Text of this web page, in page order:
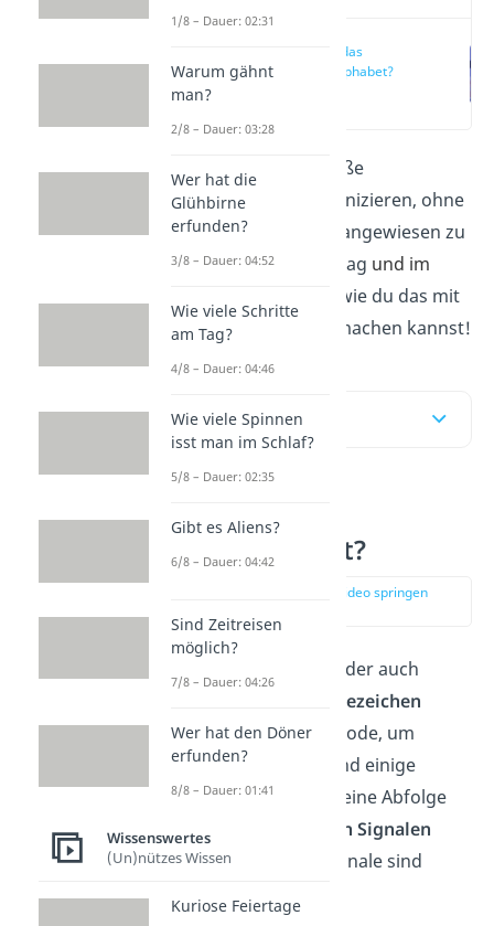
Was ist das
Morsealphabet?
Möchtest du über große
Entfernungen kommunizieren, ohne
auf moderne Technik angewiesen zu
sein? In unserem Beitrag und im
zeigen wir dir, wie du das mit
demMorsealphabet machen kannst!
Inhaltsübersicht
Was ist das
Morsealphabet?
zur Stelle im Video springen
, oder auch
Morsezeichen
genannt, ist eine Methode, um
Buchstaben, Zahlen und einige
Sonderzeichen durch eine Abfolge
vonkurzen und langen Signalen
darzustellen. Diese Signale sind
1/8 – Dauer: 02:31
Warum gähnt
man?
2/8 – Dauer: 03:28
Wer hat die
Glühbirne
erfunden?
3/8 – Dauer: 04:52
Wie viele Schritte
am Tag?
4/8 – Dauer: 04:46
Wie viele Spinnen
isst man im Schlaf?
5/8 – Dauer: 02:35
Gibt es Aliens?
6/8 – Dauer: 04:42
Sind Zeitreisen
möglich?
7/8 – Dauer: 04:26
Wer hat den Döner
erfunden?
8/8 – Dauer: 01:41
Wissenswertes
(Un)nützes Wissen
Kuriose Feiertage